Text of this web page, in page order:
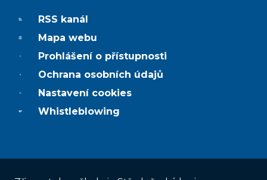
RSS kanál
Mapa webu
Prohlášení o přístupnosti
Ochrana osobních údajů
Nastavení cookies
Whistleblowing